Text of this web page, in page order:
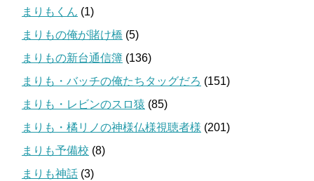
まりもくん (1)
まりもの俺が賭け橋 (5)
まりもの新台通信簿 (136)
まりも・バッチの俺たちタッグだろ (151)
まりも・レビンのスロ猿 (85)
まりも・橘リノの神様仏様視聴者様 (201)
まりも予備校 (8)
まりも神話 (3)